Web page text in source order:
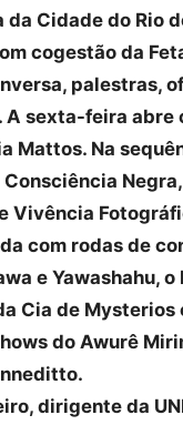
Cidade do Rio
cogestão da
palestras,
sexta-feira abre
Mattos. Na
Vivência
com rodas de
e Yawashahu, o
Cia de Mysterios
do Awurê
dirigente da